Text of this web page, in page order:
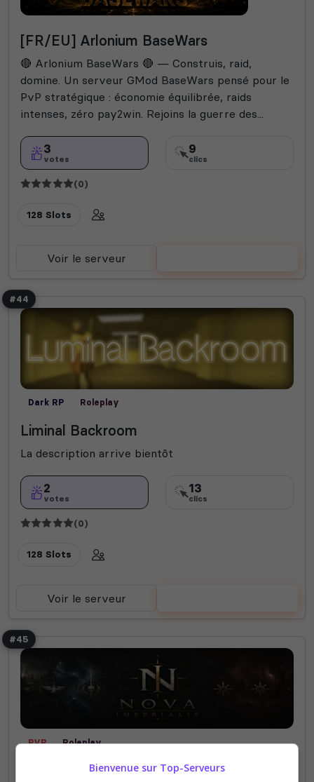
[FR/EU] Arlonium BaseWars
🔴 Arlonium BaseWars 🔴 — Construis, raid,
domine. Un serveur GMod BaseWars pensé pour le
PvP stratégique : économie équilibrée, raids
intenses, zéro pay2win. Rejoins la guerre des...
3
votes
9
clics
(0)
128 Slots
Voir le serveur
#44
Dark RP Roleplay
Liminal Backroom
La description arrive bientôt
2
votes
13
clics
(0)
128 Slots
Voir le serveur
#45
PVP Roleplay
Nova Imperialis | Warhammer 40K RP FR
Bienvenue sur Top-Serveurs